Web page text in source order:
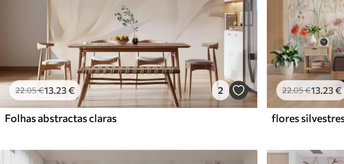
22.05€13.23€ 2
Folhas abstractas claras
22.05€13.23€